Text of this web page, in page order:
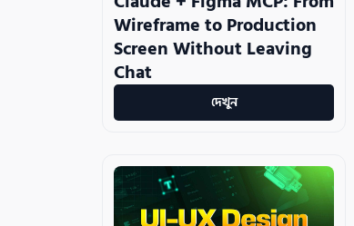
Wireframe to Production
Screen Without Leaving
Chat
দেখুন